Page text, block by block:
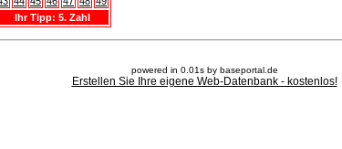
Ihr Tipp: 5. Zahl
powered in 0.01s by baseportal.de
Erstellen Sie Ihre eigene Web-Datenbank - kostenlos!